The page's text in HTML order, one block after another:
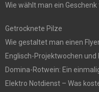
Wie wählt man ein
Getrocknete Pilze
Wie gestaltet man einen
Englisch-Projektwochen
Domina-Rotwein: Ein
Elektro Notdienst – Was